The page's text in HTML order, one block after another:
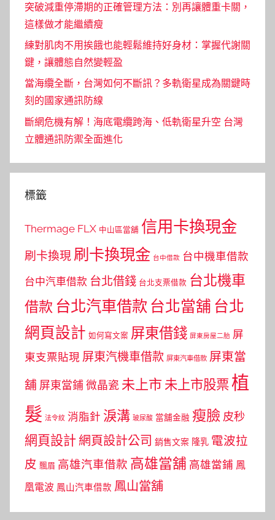
突破減重停滯期的正確管理方法：別再讓體重卡關，
這樣做才能繼續瘦
練對肌肉不用挨餓也能輕鬆維持好身材：掌握代謝關
鍵，讓體態自然變輕盈
當海纜全斷，台灣如何不斷訊？多軌衛星成為關鍵時
刻的國家通訊防線
斷網危機有解！海底電纜跨海、低軌衛星升空 台灣
立體通訊防禦全面進化
標籤
Thermage FLX 中山區當舖 信用卡換現金
刷卡換現 刷卡換現金 台中借款 台中機車借款
台中汽車借款 台北借錢 台北支票借款 台北機車
借款 台北汽車借款 台北當舖 台北
網頁設計 如何寫文案 屏東借錢 屏東房屋二胎 屏
東支票貼現 屏東汽機車借款 屏東汽車借款 屏東當
舖 屏東當鋪 微晶瓷 未上市 未上市股票植
髮 法令紋 消脂針 淚溝 玻尿酸 當舖金融 瘦臉 皮秒
網頁設計 網頁設計公司 銷售文案 隆乳 電波拉
皮 飄眉 高雄汽車借款 高雄當舖 高雄當鋪 鳳
凰電波 鳳山汽車借款 鳳山當舖